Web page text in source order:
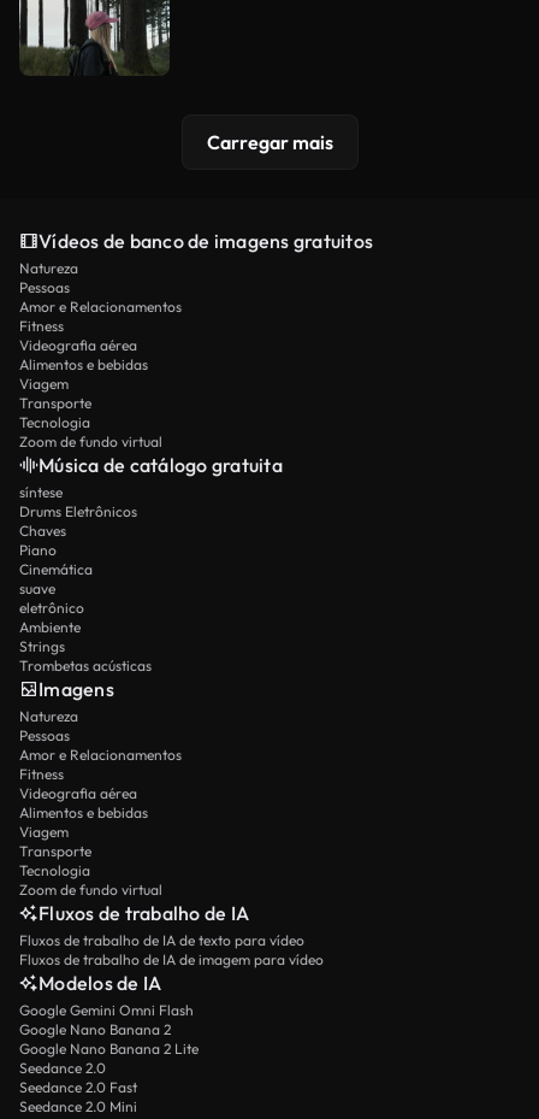
Carregar mais
Vídeos de banco de imagens gratuitos
Natureza
Pessoas
Amor e Relacionamentos
Fitness
Videografia aérea
Alimentos e bebidas
Viagem
Transporte
Tecnologia
Zoom de fundo virtual
Música de catálogo gratuita
síntese
Drums Eletrônicos
Chaves
Piano
Cinemática
suave
eletrônico
Ambiente
Strings
Trombetas acústicas
Imagens
Natureza
Pessoas
Amor e Relacionamentos
Fitness
Videografia aérea
Alimentos e bebidas
Viagem
Transporte
Tecnologia
Zoom de fundo virtual
Fluxos de trabalho de IA
Fluxos de trabalho de IA de texto para vídeo
Fluxos de trabalho de IA de imagem para vídeo
Modelos de IA
Google Gemini Omni Flash
Google Nano Banana 2
Google Nano Banana 2 Lite
Seedance 2.0
Seedance 2.0 Fast
Seedance 2.0 Mini